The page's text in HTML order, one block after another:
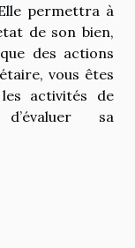
permettra à
de son bien,
des actions
vous êtes
activités de
sa